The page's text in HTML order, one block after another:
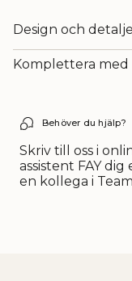
quantity
}}",
av
}}",
av
{{
quantity
}}"}
Design och
Komplettera med
Behöver du hjälp?
Skriv till oss i
assistent FAY
en kollega i